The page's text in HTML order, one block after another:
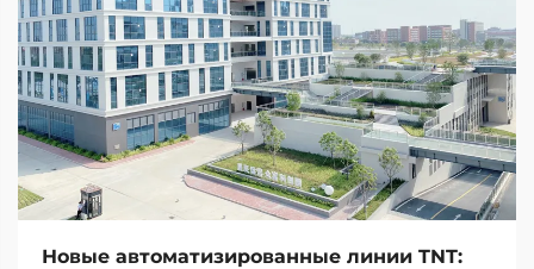
Новые автоматизированные линии TNT: